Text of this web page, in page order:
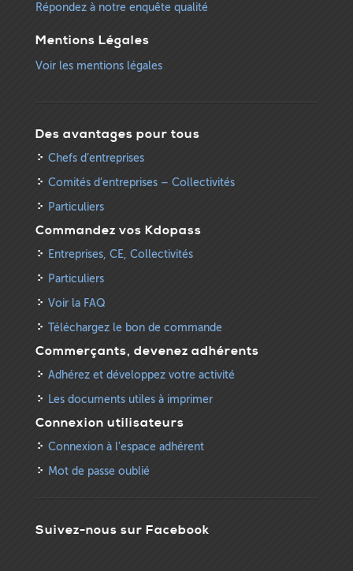
Répondez à notre enquête qualité
Mentions Légales
Voir les mentions légales
Des avantages pour tous
Chefs d’entreprises
Comités d’entreprises – Collectivités
Particuliers
Commandez vos Kdopass
Entreprises, CE, Collectivités
Particuliers
Voir la FAQ
Téléchargez le bon de commande
Commerçants, devenez adhérents
Adhérez et développez votre activité
Les documents utiles à imprimer
Connexion utilisateurs
Connexion à l'espace adhérent
Mot de passe oublié
Suivez-nous sur Facebook